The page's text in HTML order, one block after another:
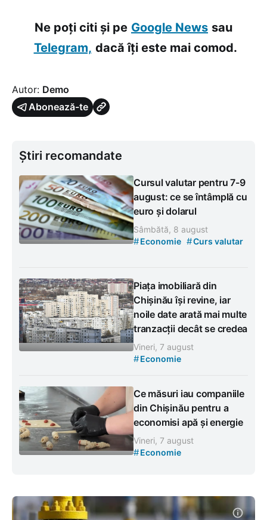
Ne poți citi și pe Google News sau
Telegram, dacă îți este mai comod.
Autor: Demo
Abonează-te
Știri recomandate
Cursul valutar pentru 7-9
august: ce se întâmplă cu
euro și dolarul
Sâmbătă, 8 august
#Economie #Curs valutar
Piața imobiliară din
Chișinău își revine, iar
noile date arată mai multe
tranzacții decât se credea
Vineri, 7 august
#Economie
Ce măsuri iau companiile
din Chișinău pentru a
economisi apă și energie
Vineri, 7 august
#Economie